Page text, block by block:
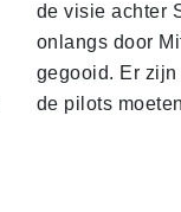
de visie achter
onlangs door
gegooid. Er
de pilots